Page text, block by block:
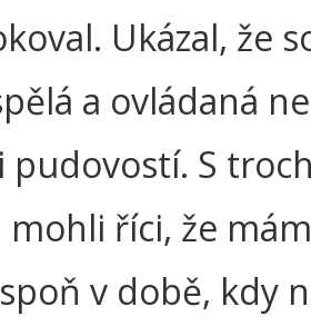
Ukázal, že
a ovládaná
pudovostí. S
mohli říci, že
v době, kdy